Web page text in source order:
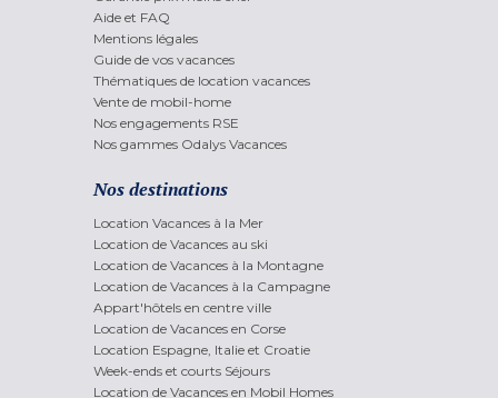
Aide et FAQ
Mentions légales
Guide de vos vacances
Thématiques de location vacances
Vente de mobil-home
Nos engagements RSE
Nos gammes Odalys Vacances
Nos destinations
Location Vacances à la Mer
Location de Vacances au ski
Location de Vacances à la Montagne
Location de Vacances à la Campagne
Appart'hôtels en centre ville
Location de Vacances en Corse
Location Espagne, Italie et Croatie
Week-ends et courts Séjours
Location de Vacances en Mobil Homes